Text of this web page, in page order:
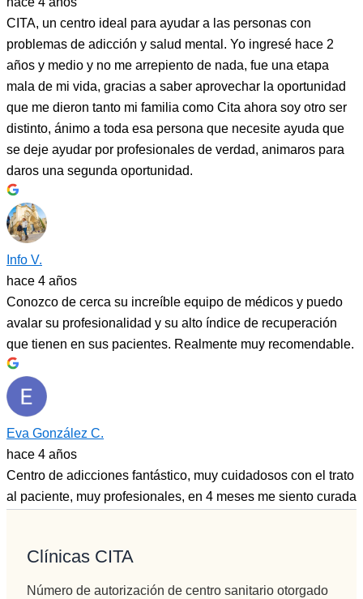
CITA, un centro ideal para ayudar a las personas con
problemas de adicción y salud mental. Yo ingresé hace 2
años y medio y no me arrepiento de nada, fue una etapa
mala de mi vida, gracias a saber aprovechar la oportunidad
que me dieron tanto mi familia como Cita ahora soy otro ser
distinto, ánimo a toda esa persona que necesite ayuda que
se deje ayudar por profesionales de verdad, animaros para
daros una segunda oportunidad.
Info V.
hace 4 años
Conozco de cerca su increíble equipo de médicos y puedo
avalar su profesionalidad y su alto índice de recuperación
que tienen en sus pacientes. Realmente muy recomendable.
Eva González C.
hace 4 años
Centro de adicciones fantástico, muy cuidadosos con el trato
al paciente, muy profesionales, en 4 meses me siento curada
Clínicas CITA
Número de autorización de centro sanitario otorgado